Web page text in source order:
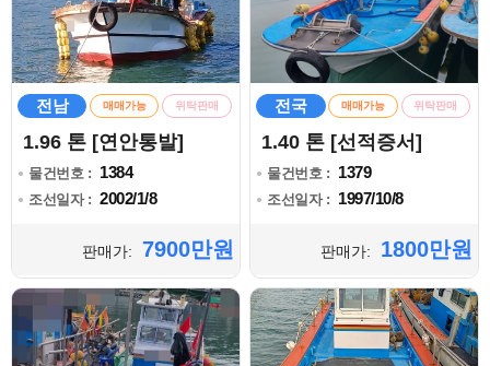
전남 매매가능 위탁판매
1.96 톤 [연안통발]
물건번호 : 1384
조선일자 : 2002/1/8
판매가: 7900만원
전국 매매가능 위탁판매
1.40 톤 [선적증서]
물건번호 : 1379
조선일자 : 1997/10/8
판매가: 1800만원